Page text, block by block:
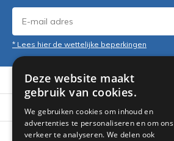
* Lees hier de wettelijke beperkingen
Klantenservice
Mijn account
Categorieën
Deze website maakt
gebruik van cookies.
We gebruiken cookies om inhoud en
advertenties te personaliseren en om ons
verkeer te analyseren. We delen ook